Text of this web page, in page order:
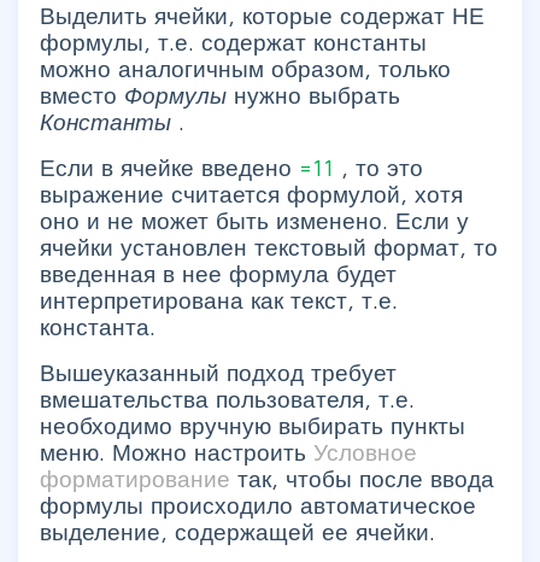
Выделить ячейки, которые содержат НЕ
формулы, т.е. содержат константы
можно аналогичным образом, только
вместо Формулы нужно выбрать
Константы .
Если в ячейке введено =11 , то это
выражение считается формулой, хотя
оно и не может быть изменено. Если у
ячейки установлен текстовый формат, то
введенная в нее формула будет
интерпретирована как текст, т.е.
константа.
Вышеуказанный подход требует
вмешательства пользователя, т.е.
необходимо вручную выбирать пункты
меню. Можно настроить Условное
форматирование так, чтобы после ввода
формулы происходило автоматическое
выделение, содержащей ее ячейки.